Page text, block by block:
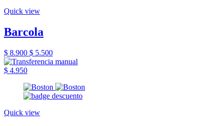
Quick view
Barcola
$ 8.900 $ 5.500
$ 4.950
Quick view